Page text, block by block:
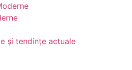
și tendințe actuale